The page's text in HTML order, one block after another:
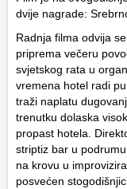
dvije nagrade:
Radnja filma odvija
priprema večeru
svjetskog rata u
vremena hotel radi
traži naplatu
trenutku dolaska
propast hotela.
striptiz bar u
na krovu u
posvećen